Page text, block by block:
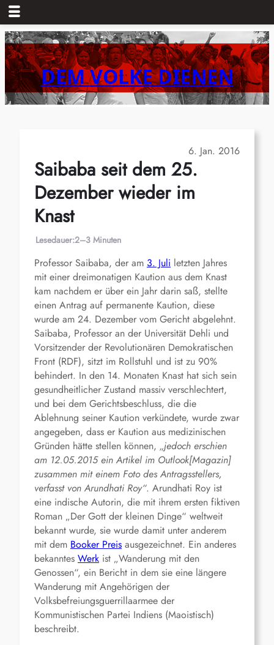
Zum
Inhalt
springenDEM VOLKE DIENEN
6. Jan. 2016
Saibaba seit dem 25.
Dezember wieder im
Knast
Lesedauer:2–3 Minuten
Professor Saibaba, der am 3. Juli letzten Jahres
mit einer dreimonatigen Kaution aus dem Knast
kam nachdem er über ein Jahr darin saß, stellte
einen Antrag auf permanente Kaution, diese
wurde am 24. Dezember vom Gericht abgelehnt.
Saibaba, Professor an der Universität Dehli und
Vorsitzender der Revolutionären Demokratischen
Front (RDF), sitzt im Rollstuhl und ist zu 90%
behindert. In den 14. Monaten Knast hat sich sein
gesundheitlicher Zustand massiv verschlechtert,
und bei dem Gerichtsbeschluss, die die
Ablehnung seiner Kaution verkündete, wurde zwar
angegeben, dass er Kaution aus medizinischen
Gründen hätte stellen können, „jedoch erschien
am 12.05.2015 ein Artikel im Outlook[Magazin]
zusammen mit einem Foto des Antragsstellers,
verfasst von Arundhati Roy“. Arundhati Roy ist
eine indische Autorin, die mit ihrem ersten fiktiven
Roman „Der Gott der kleinen Dinge“ weltweit
bekannt wurde, sie wurde damit unter anderem
mit dem Booker Preis ausgezeichnet. Ein anderes
bekanntes Werk ist „Wanderung mit den
Genossen“, ein Bericht in dem sie eine längere
Wanderung mit Angehörigen der
Volksbefreiungsguerrillaarmee der
Kommunistischen Partei Indiens (Maoistisch)
beschreibt.